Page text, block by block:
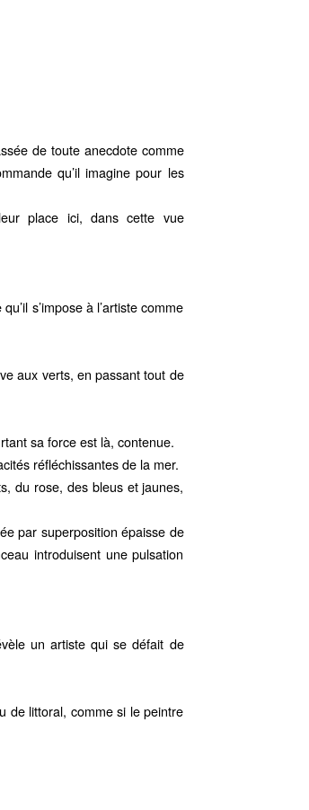
de toute anecdote comme
qu’il imagine pour les
place ici, dans cette vue
s’impose à l’artiste comme
aux verts, en passant tout de
sa force est là, contenue.
réfléchissantes de la mer.
du rose, des bleus et jaunes,
par superposition épaisse de
introduisent une pulsation
un artiste qui se défait de
de littoral, comme si le peintre